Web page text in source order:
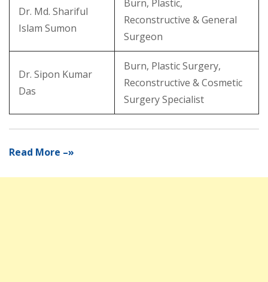
Dr. Md. Shariful
Islam Sumon
Burn, Plastic,
Reconstructive & General
Surgeon
Dr. Sipon Kumar
Das
Burn, Plastic Surgery,
Reconstructive & Cosmetic
Surgery Specialist
Read More –»